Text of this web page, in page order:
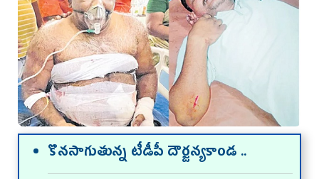
కొనసాగుతున్న టీడీపీ దౌర్జన్యకాండ ..